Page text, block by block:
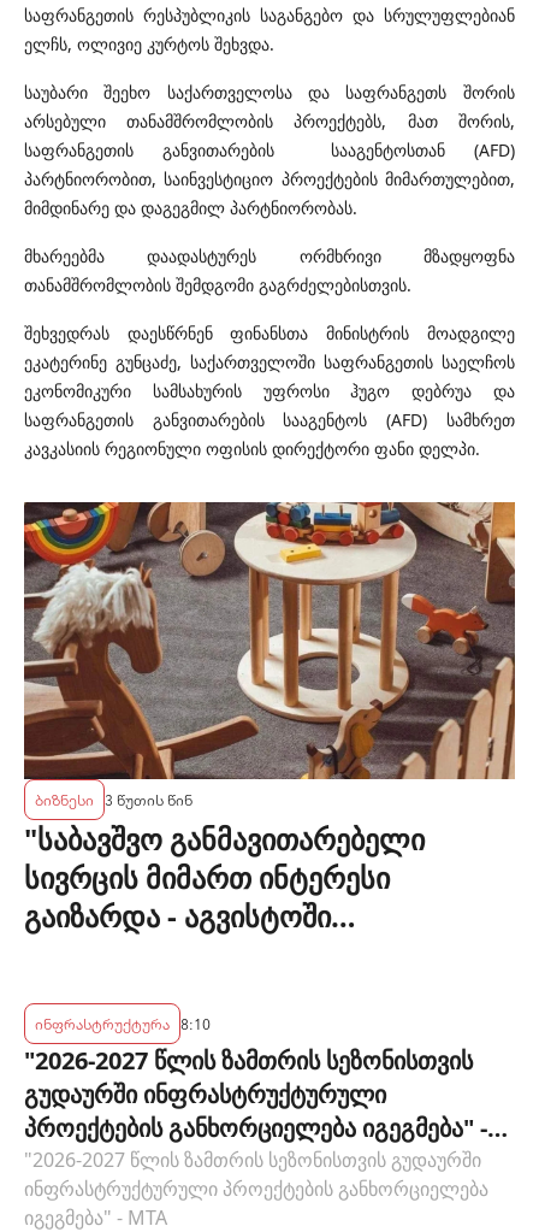
საფრანგეთის რესპუბლიკის საგანგებო და სრულუფლებიან
ელჩს, ოლივიე კურტოს შეხვდა.
საუბარი შეეხო საქართველოსა და საფრანგეთს შორის
არსებული თანამშრომლობის პროექტებს, მათ შორის,
საფრანგეთის განვითარების სააგენტოსთან (AFD)
პარტნიორობით, საინვესტიციო პროექტების მიმართულებით,
მიმდინარე და დაგეგმილ პარტნიორობას.
მხარეებმა დაადასტურეს ორმხრივი მზადყოფნა
თანამშრომლობის შემდგომი გაგრძელებისთვის.
შეხვედრას დაესწრნენ ფინანსთა მინისტრის მოადგილე
ეკატერინე გუნცაძე, საქართველოში საფრანგეთის საელჩოს
ეკონომიკური სამსახურის უფროსი ჰუგო დებრუა და
საფრანგეთის განვითარების სააგენტოს (AFD) სამხრეთ
კავკასიის რეგიონული ოფისის დირექტორი ფანი დელპი.
ბიზნესი 3 წუთის წინ
"საბავშვო განმავითარებელი
სივრცის მიმართ ინტერესი
გაიზარდა - აგვისტოში
დაჯავშნილია" - Kokito Kids Space
ინფრასტრუქტურა 8:10
"2026-2027 წლის ზამთრის სეზონისთვის
გუდაურში ინფრასტრუქტურული
პროექტების განხორციელება იგეგმება" -
MTA
"2026-2027 წლის ზამთრის სეზონისთვის გუდაურში
ინფრასტრუქტურული პროექტების განხორციელება
იგეგმება" - MTA